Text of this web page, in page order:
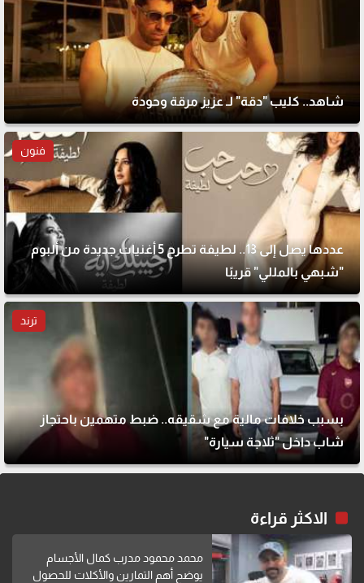
شاهد.. كليب "دقة" لـ عزيز مرقة وحودة
فنون
عددها يصل إلى 13.. لطيفة تطرح 5 أغنيات جديدة من ألبوم
"شبهي بالمللي" قريبًا
ترند
بسبب خلافات مالية مع شقيقه.. ضبط متهمين باحتجاز
شاب داخل "ثلاجة سيارة"
الاكثر قراءة
محمد محمود مدرب كمال الأجسام
يوضح أهم التمارين والأكلات للحصول